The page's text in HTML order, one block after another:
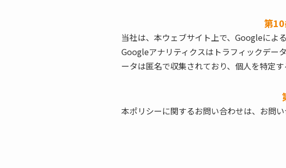
第10
当社は、本ウェブサイト上で、Googleによ
Googleアナリティクスはトラフィックデー
ータは匿名で収集されており、個人を特定す
本ポリシーに関するお問い合わせは、お問